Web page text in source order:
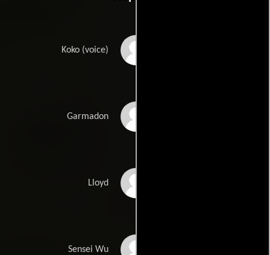
Koko (voice)
Garmadon
Lloyd
Sensei Wu